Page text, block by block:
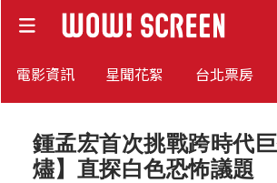
電影資訊 星聞花絮 台北票房
鍾孟宏首次挑戰跨時代
燼】直探白色恐怖議題